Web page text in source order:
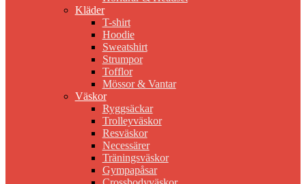
Kläder
T-shirt
Hoodie
Sweatshirt
Strumpor
Tofflor
Mössor & Vantar
Väskor
Ryggsäckar
Trolleyväskor
Resväskor
Necessärer
Träningsväskor
Gympapåsar